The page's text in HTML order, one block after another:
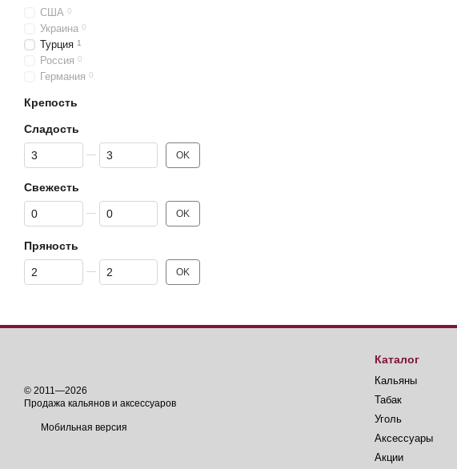
США 0
Украина 0
Турция 1
Россия 0
Германия 0
Крепость
Сладость
От Сладость
До Сладость OK
Свежесть
От Свежесть
До Свежесть OK
Пряность
От Пряность
До Пряность OK
© 2011—2026
Продажа кальянов и аксессуаров
Мобильная версия
Каталог
Кальяны
Табак
Уголь
Аксессуары
Акции